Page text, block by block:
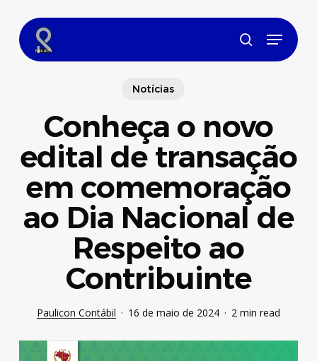
main
content
search
Menu
Notícias
Conheça o novo
edital de transação
em comemoração
ao Dia Nacional de
Respeito ao
Contribuinte
Paulicon Contábil 16 de maio de 2024 2 min read